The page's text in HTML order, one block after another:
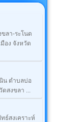
ลา-ระโนด
มือง จังหวัด
น ตำบลบ่อ
ดสงขลา ...
ธ์สงเคราะห์